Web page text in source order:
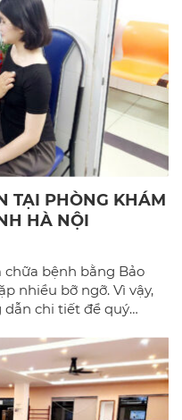
TẠI PHÒNG KHÁM
HÀ NỘI
bệnh bằng Bảo
nhiều bỡ ngỡ. Vì vậy,
dẫn chi tiết để quý
Bác sĩ gia đình hà